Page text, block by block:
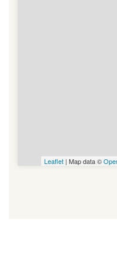
Leaflet | Map data ©